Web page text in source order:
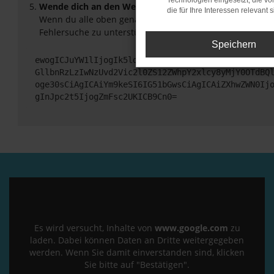
Wende dich an den Webseitenbetreiber.
Wenn du alle oben genannten Schritte versucht hast,
Fehlersuche zu unterstützen:
gInJpc2t5IjogZmFsc2UKICB9Cn0=
Es wird versucht, Inhalte von www.google.com zu
laden. Dabei können Daten an Dritte weitergegeben
werden. Wenn Sie damit einverstanden sind, klicken
Sie bitte auf "Bestätigen".
die für Ihre Interessen relevant
Speichern